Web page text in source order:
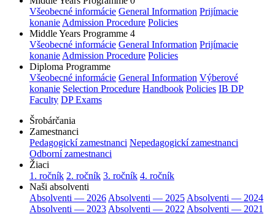
Všeobecné informácie General Information Prijímacie
konanie Admission Procedure Policies
Middle Years Programme 4
Všeobecné informácie General Information Prijímacie
konanie Admission Procedure Policies
Diploma Programme
Všeobecné informácie General Information Výberové
konanie Selection Procedure Handbook Policies IB DP
Faculty DP Exams
Šrobárčania
Zamestnanci
Pedagogickí zamestnanci Nepedagogickí zamestnanci
Odborní zamestnanci
Žiaci
1. ročník 2. ročník 3. ročník 4. ročník
Naši absolventi
Absolventi — 2026 Absolventi — 2025 Absolventi — 2024
Absolventi — 2023 Absolventi — 2022 Absolventi — 2021